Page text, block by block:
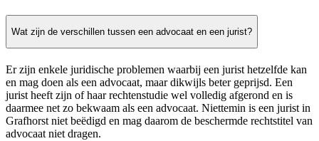
Wat zijn de verschillen tussen een advocaat en een jurist?
Er zijn enkele juridische problemen waarbij een jurist hetzelfde kan
en mag doen als een advocaat, maar dikwijls beter geprijsd. Een
jurist heeft zijn of haar rechtenstudie wel volledig afgerond en is
daarmee net zo bekwaam als een advocaat. Niettemin is een jurist in
Grafhorst niet beëdigd en mag daarom de beschermde rechtstitel van
advocaat niet dragen.